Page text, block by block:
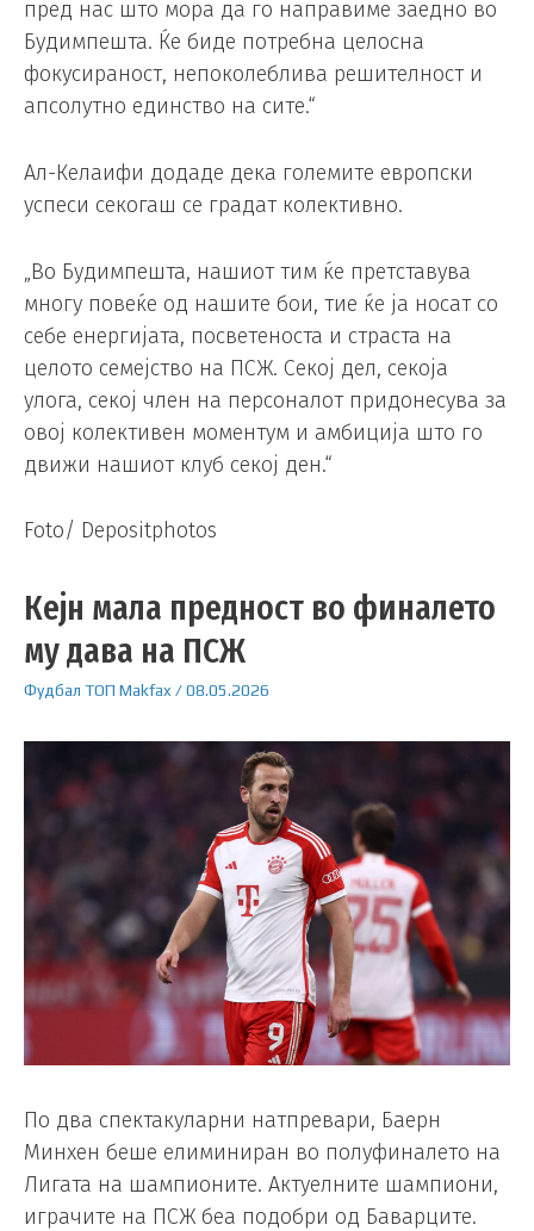
пред нас што мора да го направиме заедно во
Будимпешта. Ќе биде потребна целосна
фокусираност, непоколеблива решителност и
апсолутно единство на сите.“
Ал-Келаифи додаде дека големите европски
успеси секогаш се градат колективно.
„Во Будимпешта, нашиот тим ќе претставува
многу повеќе од нашите бои, тие ќе ја носат со
себе енергијата, посветеноста и страста на
целото семејство на ПСЖ. Секој дел, секоја
улога, секој член на персоналот придонесува за
овој колективен моментум и амбиција што го
движи нашиот клуб секој ден.“
Foto/ Depositphotos
Кејн мала предност во финалето
му дава на ПСЖ
Фудбал ТОП Makfax/08.05.2026
По два спектакуларни натпревари, Баерн
Минхен беше елиминиран во полуфиналето на
Лигата на шампионите. Актуелните шампиони,
играчите на ПСЖ беа подобри од Баварците.